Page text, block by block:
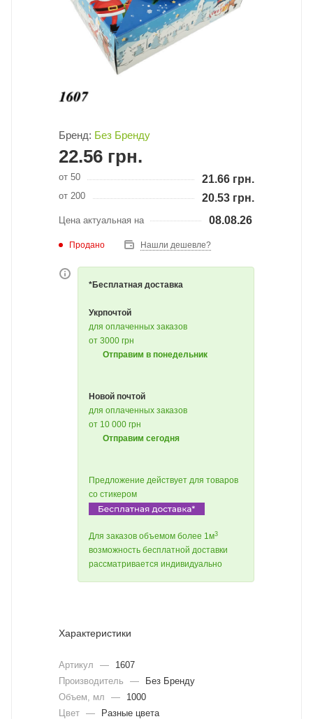
Бренд: Без Бренду
22.56 грн.
от 50 21.66 грн.
от 200 20.53 грн.
Цена актуальная на 08.08.26
Продано Нашли дешевле?
*Бесплатная доставка
Укрпочтой
для оплаченных заказов
от 3000 грн
Отправим в понедельник
Новой почтой
для оплаченных заказов
от 10 000 грн
Отправим сегодня
Предложение действует для товаров
со стикером
Для заказов объемом более 1м3
возможность бесплатной доставки
рассматривается индивидуально
Характеристики
Артикул —
1607
Производитель
—
Без Бренду
Объем, мл
—
1000
Цвет —
Разные цвета